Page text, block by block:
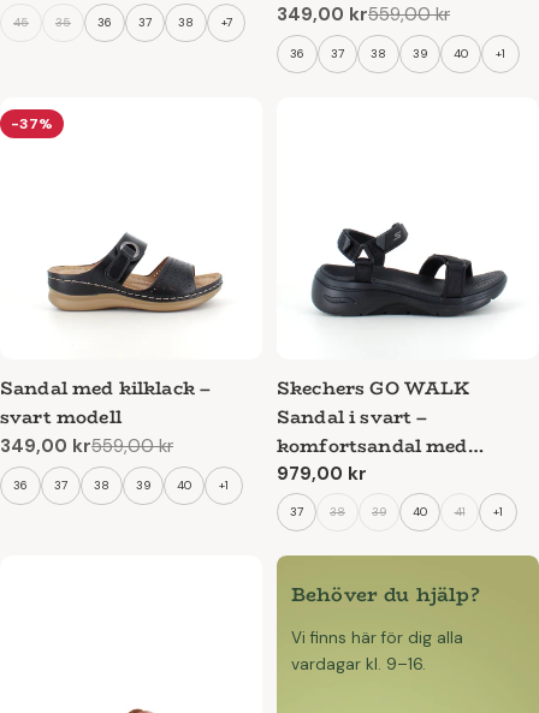
45 35 36 37 38 +7 Reapris
349,00 kr
Ordinarie
pris
559,00 kr
36 37 38 39 40 +1
-37%
Sandal med kilklack –
svart modell
Reapris
349,00 kr
Ordinarie
pris
559,00 kr
36 37 38 39 40 +1
Skechers GO WALK
Sandal i svart –
komfortsandal med
hålfotsstöd &
stötdämpning
Ordinarie
pris
979,00 kr
37 38 39 40 41 +1
Behöver du hjälp?
Vi finns här för dig alla
vardagar kl. 9–16.